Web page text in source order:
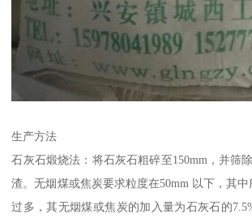
生产方法
石灰石煅烧法：将石灰石粗碎至150mm，并筛
渣。无烟煤或焦炭要求粒度在50mm 以下，其
过多，其无烟煤或焦炭的加入量为石灰石的